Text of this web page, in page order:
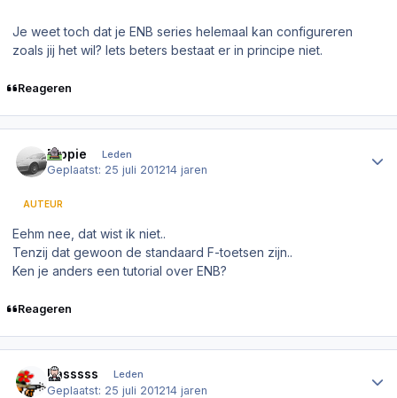
Je weet toch dat je ENB series helemaal kan configureren
zoals jij het wil? Iets beters bestaat er in principe niet.
Reageren
Dippie Leden
Geplaatst: 25 juli 201214 jaren
AUTEUR
Eehm nee, dat wist ik niet..
Tenzij dat gewoon de standaard F-toetsen zijn..
Ken je anders een tutorial over ENB?
Reageren
Basssss Leden
Geplaatst: 25 juli 201214 jaren